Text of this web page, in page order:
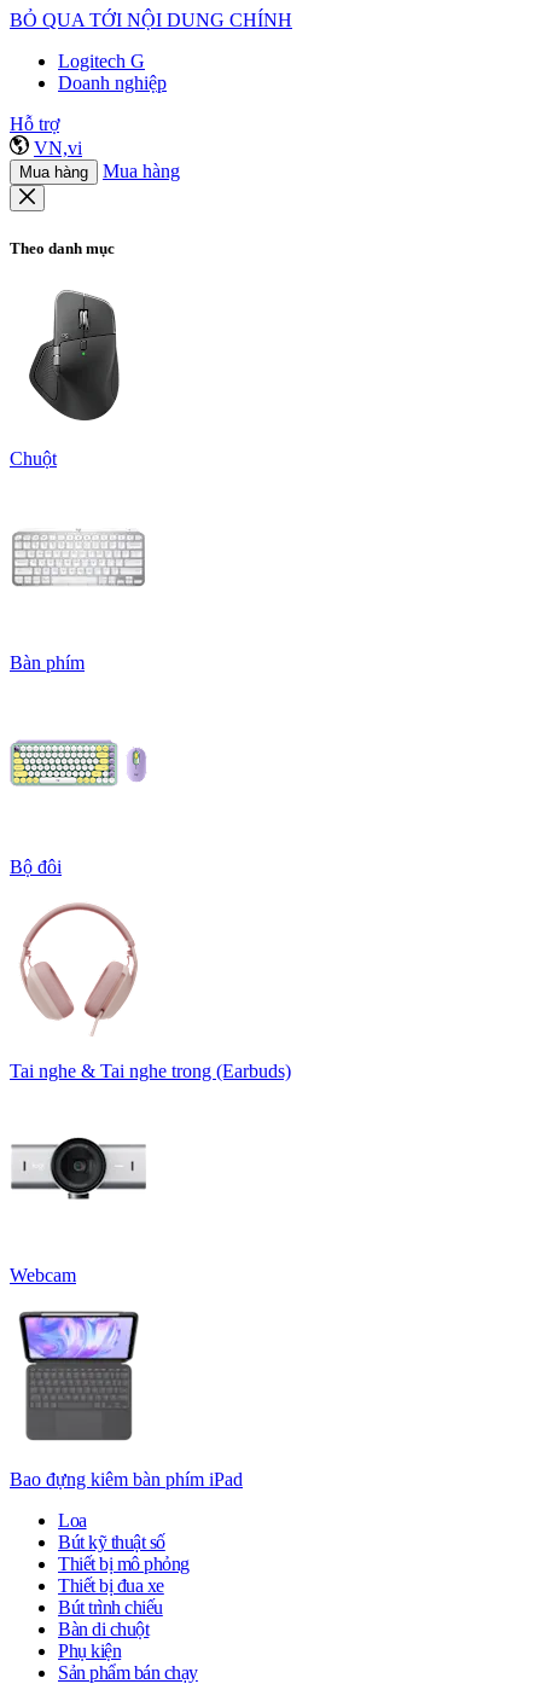
BỎ QUA TỚI NỘI DUNG CHÍNH
Logitech G
Doanh nghiệp
Hỗ trợ
VN,vi
Mua hàng Mua hàng
Theo danh mục
Chuột
Bàn phím
Bộ đôi
Tai nghe & Tai nghe trong (Earbuds)
Webcam
Bao đựng kiêm bàn phím iPad
Loa
Bút kỹ thuật số
Thiết bị mô phỏng
Thiết bị đua xe
Bút trình chiếu
Bàn di chuột
Phụ kiện
Sản phẩm bán chạy